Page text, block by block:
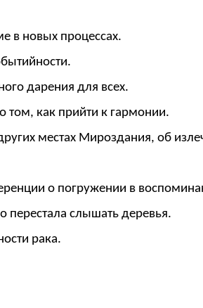
в новых процессах.
дарения для всех.
том, как прийти к гармонии.
местах Мироздания, об
о погружении в
слышать деревья.
рака.